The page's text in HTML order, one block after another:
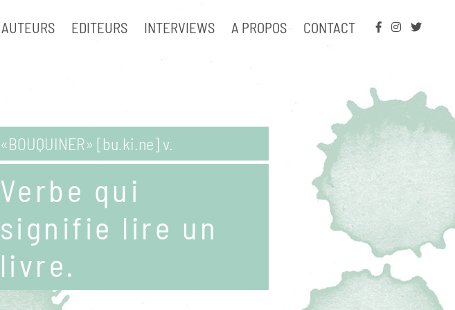
AUTEURS EDITEURS INTERVIEWS A PROPOS CONTACT
«BOUQUINER» [bu.ki.ne] v.
Verbe qui
signifie lire un
livre.